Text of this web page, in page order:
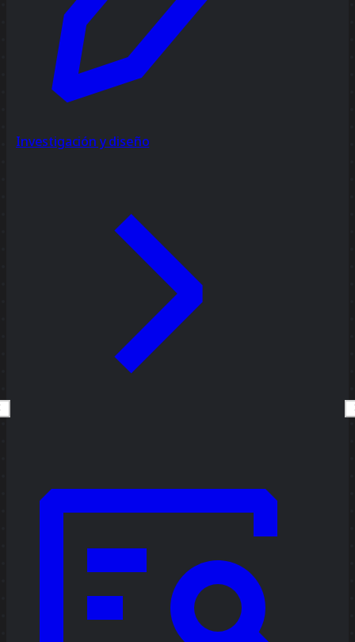
Investigación y diseño